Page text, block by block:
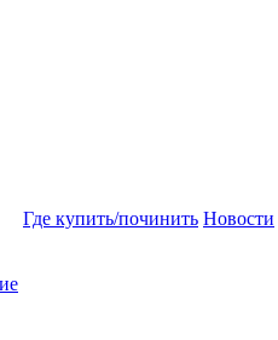
Где купить/починить Новости